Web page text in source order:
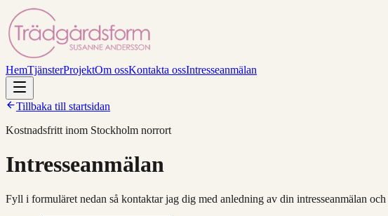
HemTjänsterProjektOm ossKontakta ossIntresseanmälan
Tillbaka till startsidan
Kostnadsfritt inom Stockholm norrort
Intresseanmälan
Fyll i formuläret nedan så kontaktar jag dig med anledning av din intresseanmälan